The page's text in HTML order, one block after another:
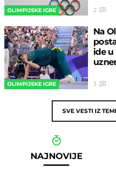
OLIMPIJSKE IGRE 2
OLIMPIJSKE IGRE
Na
ide
3
SVE VESTI IZ
NAJNOVIJE